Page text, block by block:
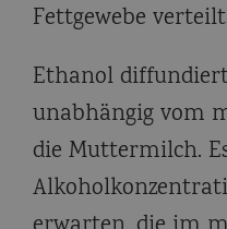
Fettgewebe
Ethanol
unabhängig vom
die Muttermilch.